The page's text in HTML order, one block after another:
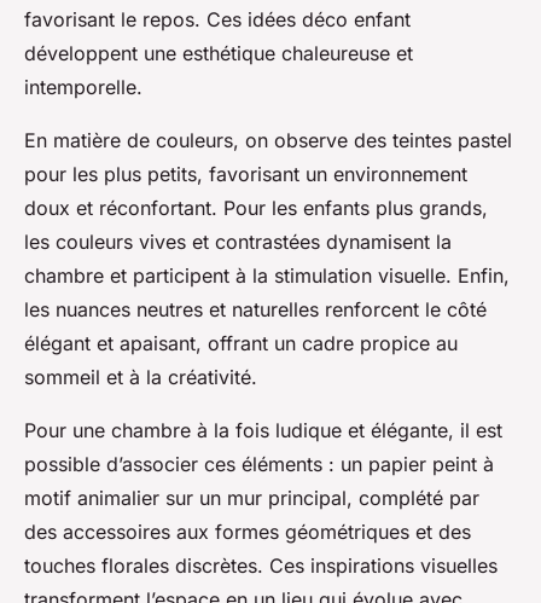
favorisant le repos. Ces idées déco enfant
développent une esthétique chaleureuse et
intemporelle.
En matière de couleurs, on observe des teintes pastel
pour les plus petits, favorisant un environnement
doux et réconfortant. Pour les enfants plus grands,
les couleurs vives et contrastées dynamisent la
chambre et participent à la stimulation visuelle. Enfin,
les nuances neutres et naturelles renforcent le côté
élégant et apaisant, offrant un cadre propice au
sommeil et à la créativité.
Pour une chambre à la fois ludique et élégante, il est
possible d’associer ces éléments : un papier peint à
motif animalier sur un mur principal, complété par
des accessoires aux formes géométriques et des
touches florales discrètes. Ces inspirations visuelles